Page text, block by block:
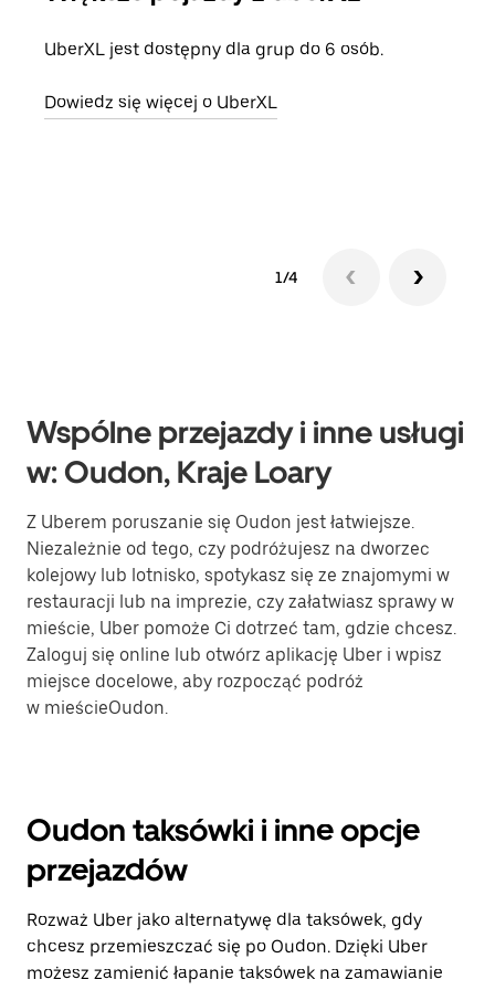
UberXL jest dostępny dla grup do 6 osób.
Dowiedz się więcej o UberXL
1/4
Wspólne przejazdy i inne usługi
w: Oudon, Kraje Loary
Z Uberem poruszanie się Oudon jest łatwiejsze.
Niezależnie od tego, czy podróżujesz na dworzec
kolejowy lub lotnisko, spotykasz się ze znajomymi w
restauracji lub na imprezie, czy załatwiasz sprawy w
mieście, Uber pomoże Ci dotrzeć tam, gdzie chcesz.
Zaloguj się online lub otwórz aplikację Uber i wpisz
miejsce docelowe, aby rozpocząć podróż
w mieścieOudon.
Oudon taksówki i inne opcje
przejazdów
Rozważ Uber jako alternatywę dla taksówek, gdy
chcesz przemieszczać się po Oudon. Dzięki Uber
możesz zamienić łapanie taksówek na zamawianie